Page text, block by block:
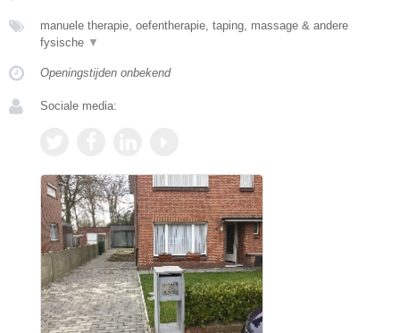
manuele therapie, oefentherapie, taping, massage & andere
fysische ▼
Openingstijden onbekend
Sociale media: